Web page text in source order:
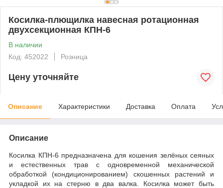
Косилка-плющилка навесная ротационная
двухсекционная КПН-6
В наличии
Код: 452022
Розница
Цену уточняйте
Описание Характеристики Доставка Оплата
Описание
Косилка КПН-6 предназначена для кошения зелёных сеяных
и естественных трав с одновременной механической
обработкой (кондиционированием) скошенных растений и
укладкой их на стерню в два валка. Косилка может быть